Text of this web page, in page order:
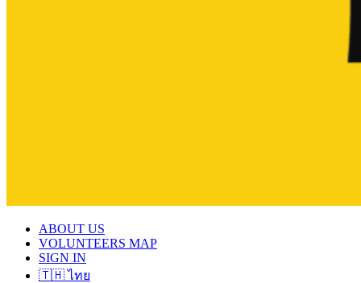
ABOUT US
VOLUNTEERS MAP
SIGN IN
🇹🇭 ไทย